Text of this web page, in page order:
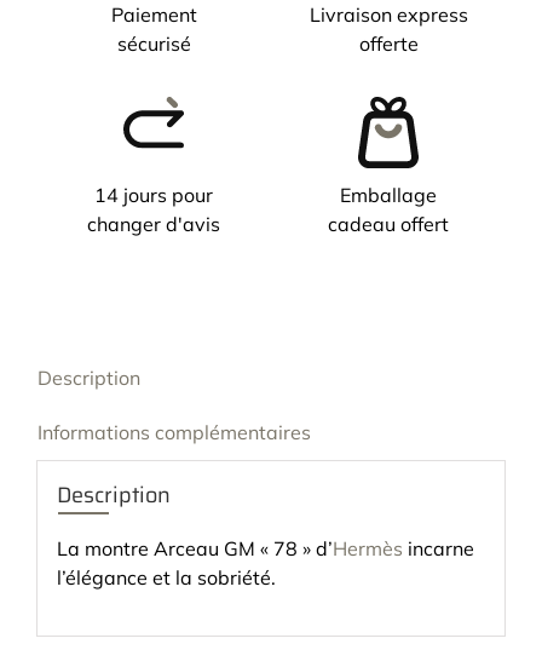
Paiement
sécurisé
Livraison express
offerte
14 jours pour
changer d'avis
Emballage
cadeau offert
Description
Informations complémentaires
Description
La montre Arceau GM « 78 » d’Hermès incarne
l’élégance et la sobriété.